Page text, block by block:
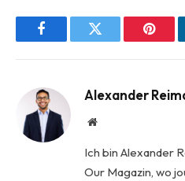
FacebookTwitter
Alexander
Website
Ich bin Alexander
Our Magazin, wo